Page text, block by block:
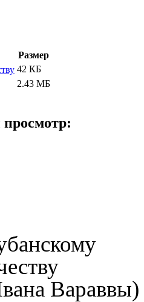
Размер
42 КБ
2.43 МБ
Вараввы)